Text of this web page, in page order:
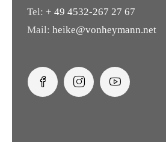
Tel: + 49 4532-267 27 67
Mail: heike@vonheymann.net